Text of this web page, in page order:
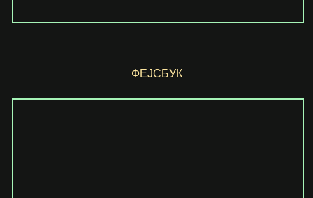
ФЕЈСБУК